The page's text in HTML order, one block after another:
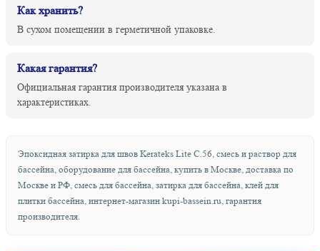
Как хранить?
В сухом помещении в герметичной упаковке.
Какая гарантия?
Официальная гарантия производителя указана в
характеристиках.
Эпоксидная затирка для швов Kerateks Lite С.56, смесь и раствор для
бассейна, оборудование для бассейна, купить в Москве, доставка по
Москве и РФ, смесь для бассейна, затирка для бассейна, клей для
плитки бассейна, интернет-магазин kupi-bassein.ru, гарантия
производителя.